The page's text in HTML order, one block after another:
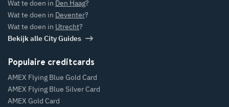
Wat te doen in Den Haag?
Wat te doen in Deventer?
Wat te doen in Utrecht?
Bekijk alle City Guides
Populaire creditcards
AMEX Flying Blue Gold Card
AMEX Flying Blue Silver Card
AMEX Gold Card